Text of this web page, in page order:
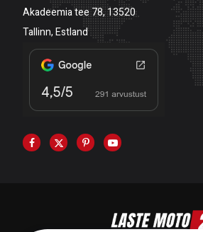
Akadeemia tee 78, 13520
Tallinn, Estland